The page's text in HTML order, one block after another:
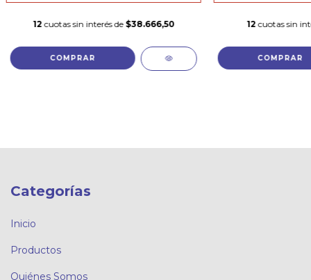
12 cuotas sin interés de $38.666,50
COMPRAR
12 cuotas sin
COMPRAR
Categorías
Inicio
Productos
Quiénes Somos